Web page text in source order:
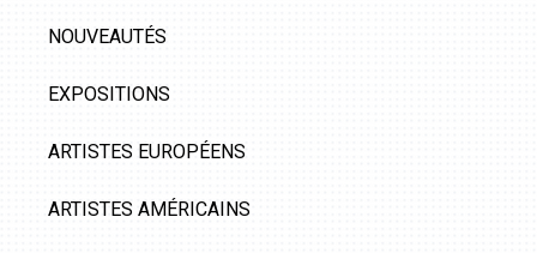
NOUVEAUTÉS
EXPOSITIONS
ARTISTES EUROPÉENS
ARTISTES AMÉRICAINS